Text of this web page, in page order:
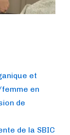
et
en
de
de la SBIC